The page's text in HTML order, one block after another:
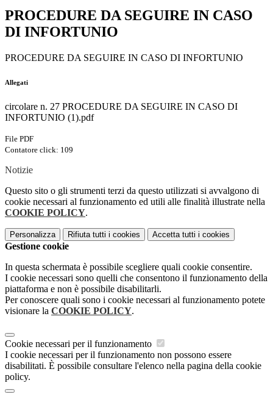
PROCEDURE DA SEGUIRE IN CASO
DI INFORTUNIO
PROCEDURE DA SEGUIRE IN CASO DI INFORTUNIO
Allegati
circolare n. 27 PROCEDURE DA SEGUIRE IN CASO DI
INFORTUNIO (1).pdf
File PDF
Contatore click: 109
Notizie
Questo sito o gli strumenti terzi da questo utilizzati si avvalgono di
cookie necessari al funzionamento ed utili alle finalità illustrate nella
COOKIE POLICY.
Personalizza Rifiuta tutti i cookies Accetta tutti i cookies
Gestione cookie
In questa schermata è possibile scegliere quali cookie consentire.
I cookie necessari sono quelli che consentono il funzionamento della
piattaforma e non è possibile disabilitarli.
Per conoscere quali sono i cookie necessari al funzionamento potete
visionare la COOKIE POLICY.
Cookie necessari per il funzionamento
I cookie necessari per il funzionamento non possono essere
disabilitati. È possibile consultare l'elenco nella pagina della cookie
policy.